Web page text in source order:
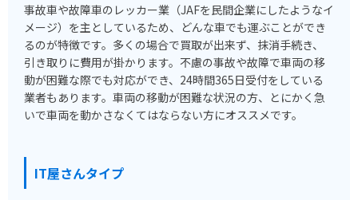
事故車や故障車のレッカー業（JAFを民間企業にしたようなイ
メージ）を主としているため、どんな車でも運ぶことができ
るのが特徴です。多くの場合で買取が出来ず、抹消手続き、
引き取りに費用が掛かります。不慮の事故や故障で車両の移
動が困難な際でも対応ができ、24時間365日受付をしている
業者もあります。車両の移動が困難な状況の方、とにかく急
いで車両を動かさなくてはならない方にオススメです。
IT屋さんタイプ